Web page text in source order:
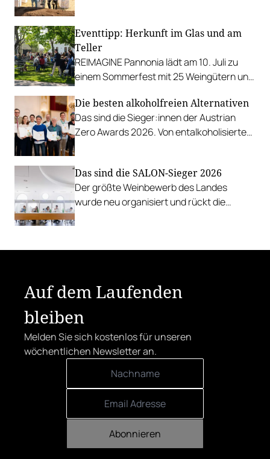
Eventtipp: Herkunft im Glas und am
Teller
REIMAGINE Pannonia lädt am 10. Juli zu
einem Sommerfest mit 25 Weingütern und
Esterhazy.
Die besten alkoholfreien Alternativen
Das sind die Sieger:innen der Austrian
Zero Awards 2026. Von entalkoholisierten
Das sind die SALON-Sieger 2026
Der größte Weinbewerb des Landes
wurde neu organisiert und rückt die
Auf dem Laufenden
bleiben
Melden Sie sich kostenlos für unseren
wöchentlichen Newsletter an.
Abonnieren